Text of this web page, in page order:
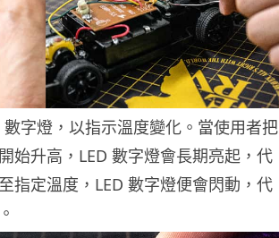
數字燈，以指示溫度變化。當使用者把
始升高，LED 數字燈會長期亮起，代
指定溫度，LED 數字燈便會閃動，代